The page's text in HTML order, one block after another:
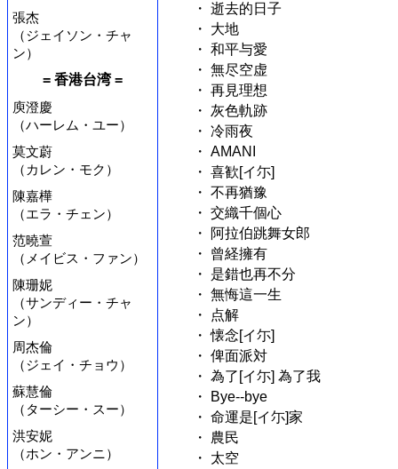
張杰
（ジェイソン・チャ
ン）
= 香港台湾 =
庾澄慶
（ハーレム・ユー）
莫文蔚
（カレン・モク）
陳嘉樺
（エラ・チェン）
范曉萱
（メイビス・ファン）
陳珊妮
（サンディー・チャ
ン）
周杰倫
（ジェイ・チョウ）
蘇慧倫
（ターシー・スー）
洪安妮
（ホン・アンニ）
・ 逝去的日子
・ 大地
・ 和平与愛
・ 無尽空虚
・ 再見理想
・ 灰色軌跡
・ 冷雨夜
・ AMANI
・ 喜歓[イ尓]
・ 不再猶豫
・ 交織千個心
・ 阿拉伯跳舞女郎
・ 曾経擁有
・ 是錯也再不分
・ 無悔這一生
・ 点解
・ 懐念[イ尓]
・ 俾面派対
・ 為了[イ尓] 為了我
・ Bye--bye
・ 命運是[イ尓]家
・ 農民
・ 太空